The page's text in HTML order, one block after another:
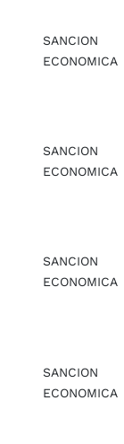
SANCION
ECONOMICA
SANCION
ECONOMICA
SANCION
ECONOMICA
SANCION
ECONOMICA